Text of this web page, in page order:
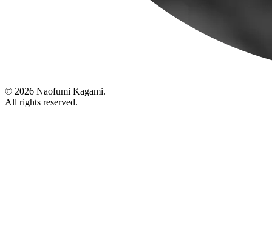
© 2026 Naofumi Kagami.
All rights reserved.